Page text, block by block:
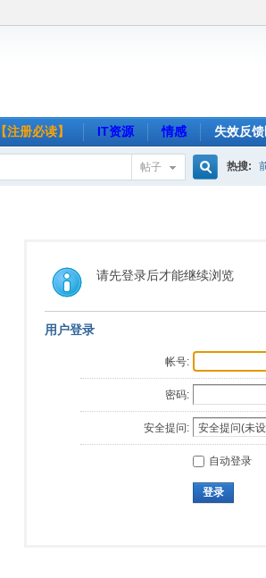
【注册必读】 IT资源 情感 失效反
帖子
索
热搜:
请先登录后才能继续浏览
用户登录
帐号:
密码:
安全提问:
自动登录
登录